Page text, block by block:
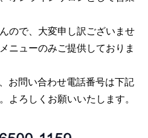
ので、大変申し訳ございませ
ニューのみご提供しておりま
お問い合わせ電話番号は下記
よろしくお願いいたします。